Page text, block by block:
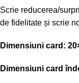
Scrie reducerea/
de fidelitate și scrie
Dimensiuni card:
Dimensiuni card